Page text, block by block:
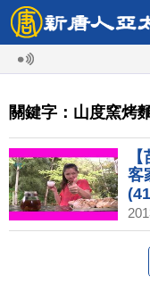
關鍵字：山度窯烤
客